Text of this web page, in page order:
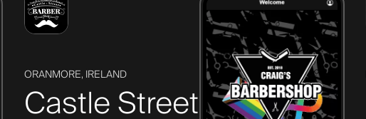
ORANMORE, IRELAND
Castle Street